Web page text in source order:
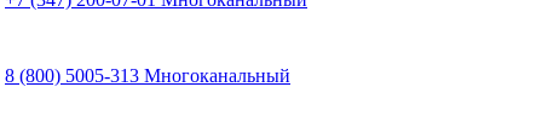
8 (800) 5005-313 Многоканальный